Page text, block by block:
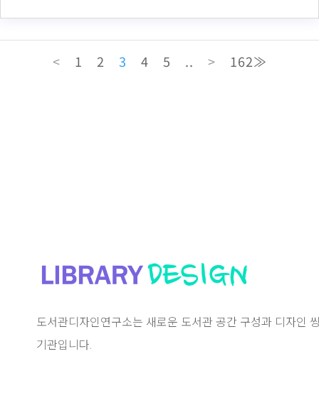
< 1 2 3 4 5 .. > 162≫
도서관디자인연구소는 새로운 도서관 공간 구성과 디자인
기관입니다.